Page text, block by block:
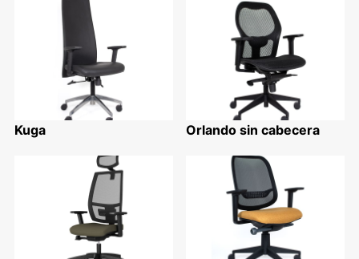
Kuga Orlando sin cabecera